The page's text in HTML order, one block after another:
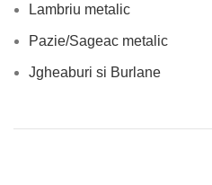
Lambriu metalic
Pazie/Sageac metalic
Jgheaburi si Burlane